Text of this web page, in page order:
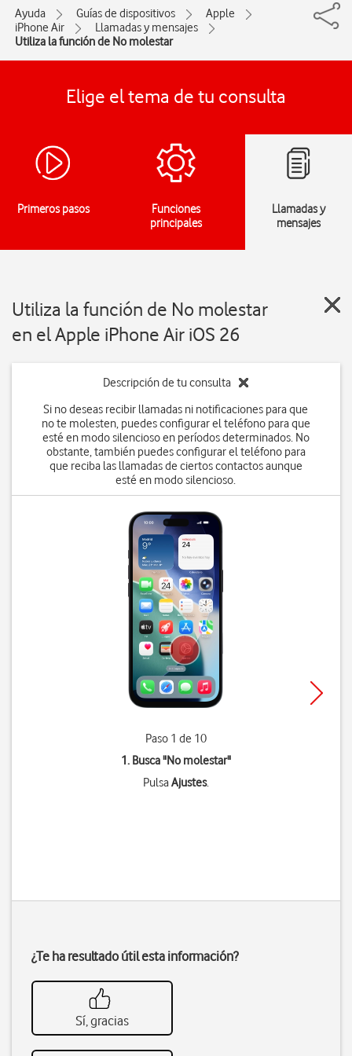
Ayuda Guías de dispositivos
Apple
iPhone Air
Llamadas y mensajes
Utiliza la función de No molestar
Elige el tema de tu consulta
Primeros pasos
Funciones
principales
Llamadas y
mensajes
Utiliza la función de No molestar
en el Apple iPhone Air iOS 26
Descripción de tu consulta
Si no deseas recibir llamadas ni notificaciones para que
no te molesten, puedes configurar el teléfono para que
esté en modo silencioso en períodos determinados. No
obstante, también puedes configurar el teléfono para
que reciba las llamadas de ciertos contactos aunque
esté en modo silencioso.
Paso 1 de 10
1. Busca "No molestar"
PulsaAjustes.
¿Te ha resultado útil esta información?
Sí, gracias